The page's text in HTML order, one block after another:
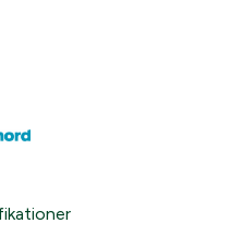
så kontaktar vi dig
tillbaka i vårt